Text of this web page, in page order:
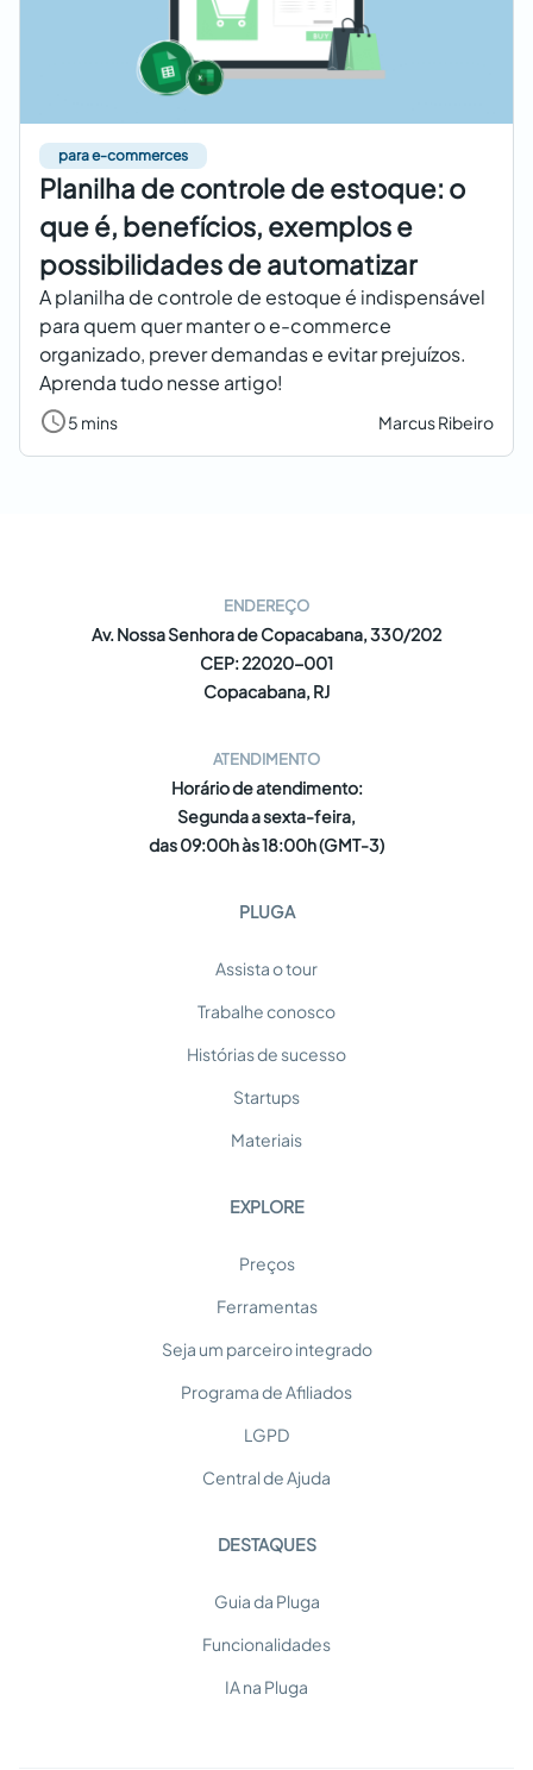
para e-commerces
Planilha de controle de estoque: o
que é, benefícios, exemplos e
possibilidades de automatizar
A planilha de controle de estoque é indispensável
para quem quer manter o e-commerce
organizado, prever demandas e evitar prejuízos.
Aprenda tudo nesse artigo!
5 mins Marcus Ribeiro
ENDEREÇO
Av. Nossa Senhora de Copacabana, 330/202
CEP: 22020-001
Copacabana, RJ
ATENDIMENTO
Horário de atendimento:
Segunda a sexta-feira,
das 09:00h às 18:00h (GMT-3)
PLUGA
Assista o tour
Trabalhe conosco
Histórias de sucesso
Startups
Materiais
EXPLORE
Preços
Ferramentas
Seja um parceiro integrado
Programa de Afiliados
LGPD
Central de Ajuda
DESTAQUES
Guia da Pluga
Funcionalidades
IA na Pluga